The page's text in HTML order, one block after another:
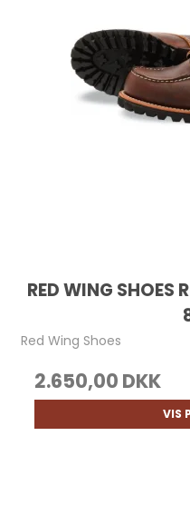
RED WING SHOES
Red Wing Shoes
2.650,00 DKK
VIS